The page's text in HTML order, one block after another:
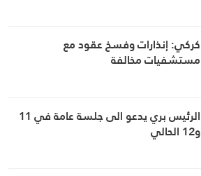
كركي: إنذارات وفسخ عقود مع
مستشفيات مخالفة
الرئيس بري يدعو الى جلسة عامة في 11
و12 الحالي